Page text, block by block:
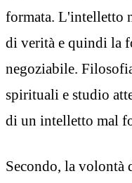
formata. L'intelletto
di verità e quindi la
negoziabile.
spirituali e studio
di un intelletto mal
Secondo, la volontà